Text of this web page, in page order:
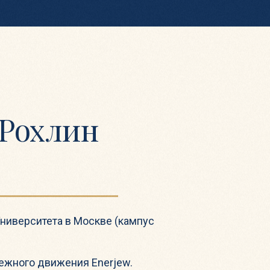
в Москве (кампус
движения Enerjew.